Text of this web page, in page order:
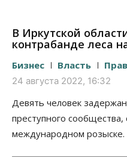
В Иркутской
контрабанде леса
Бизнес Власть
24 августа 2022, 16:32
Девять человек
преступного
международном розыске.